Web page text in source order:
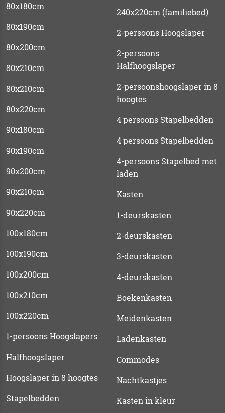
80x180cm
80x190cm
80x200cm
80x210cm
80x210cm
80x220cm
90x180cm
90x190cm
90x200cm
90x210cm
90x220cm
100x180cm
100x190cm
100x200cm
100x210cm
100x220cm
1-persoons Hoogslapers
Halfhoogslaper
Hoogslaper in 8 hoogtes
Stapelbedden
240x220cm (familiebed)
2-persoons Hoogslaper
2-persoons
Halfhoogslaper
2-persoonshoogslaper in 8
hoogtes
4 persoons Stapelbedden
4 persoons Stapelbedden
4-persoons Stapelbed met
laden
Kasten
1-deurskasten
2-deurskasten
3-deurskasten
4-deurskasten
Boekenkasten
Meidenkasten
Ladenkasten
Commodes
Nachtkastjes
Kasten in kleur